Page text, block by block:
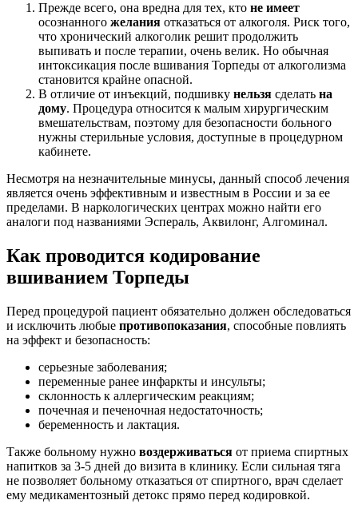
Прежде всего, она вредна для тех, кто не имеет
осознанного желания отказаться от алкоголя. Риск того,
что хронический алкоголик решит продолжить
выпивать и после терапии, очень велик. Но обычная
интоксикация после вшивания Торпеды от алкоголизма
становится крайне опасной.
В отличие от инъекций, подшивку нельзя сделать на
дому. Процедура относится к малым хирургическим
вмешательствам, поэтому для безопасности больного
нужны стерильные условия, доступные в процедурном
кабинете.
Несмотря на незначительные минусы, данный способ лечения
является очень эффективным и известным в России и за ее
пределами. В наркологических центрах можно найти его
аналоги под названиями Эспераль, Аквилонг, Алгоминал.
Как проводится кодирование
вшиванием Торпеды
Перед процедурой пациент обязательно должен обследоваться
и исключить любые противопоказания, способные повлиять
на эффект и безопасность:
серьезные заболевания;
переменные ранее инфаркты и инсульты;
склонность к аллергическим реакциям;
почечная и печеночная недостаточность;
беременность и лактация.
Также больному нужно воздерживаться от приема спиртных
напитков за 3-5 дней до визита в клинику. Если сильная тяга
не позволяет больному отказаться от спиртного, врач сделает
ему медикаментозный детокс прямо перед кодировкой.